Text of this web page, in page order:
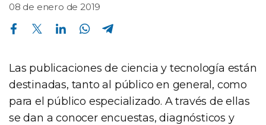
08 de enero de 2019
Compartir en Facebook Compartir en Twitter Compartir en Linkedin Compartir en Whatsapp
Las publicaciones de ciencia y tecnología están
destinadas, tanto al público en general, como
para el público especializado. A través de ellas
se dan a conocer encuestas, diagnósticos y